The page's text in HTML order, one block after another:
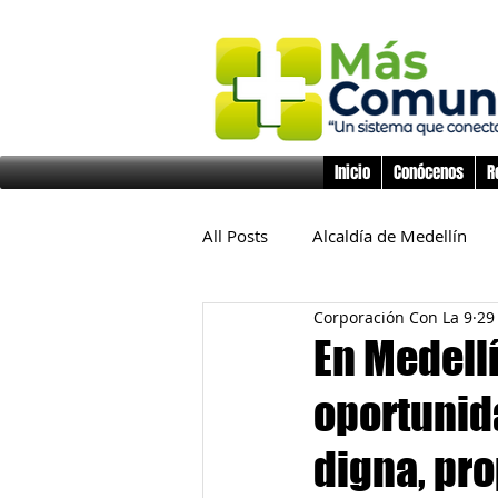
Inicio Conócenos
All Posts Alcaldía de Medellín
Educación Derechos
Inclusión Social Infancia y
En
digna,
Corporación Con La 9